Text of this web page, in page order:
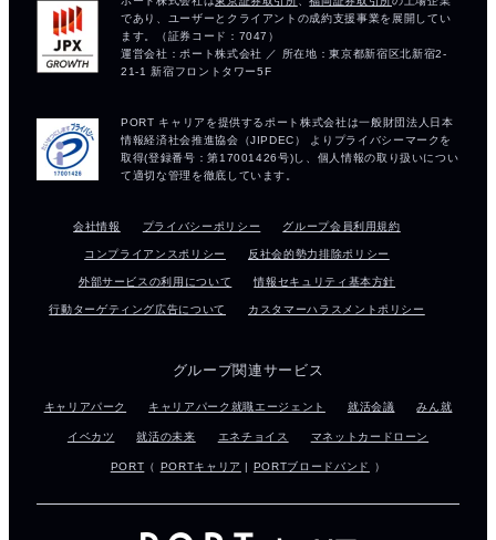
会社情報 プライバシーポリシー グループ会員利用規約
コンプライアンスポリシー 反社会的勢力排除ポリシー
外部サービスの利用について 情報セキュリティ基本方針
行動ターゲティング広告について カスタマーハラスメントポリシー